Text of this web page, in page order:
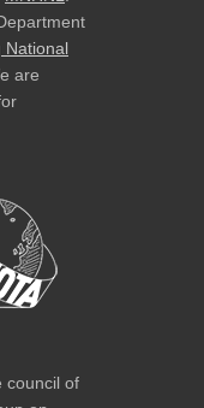
National
are
council of